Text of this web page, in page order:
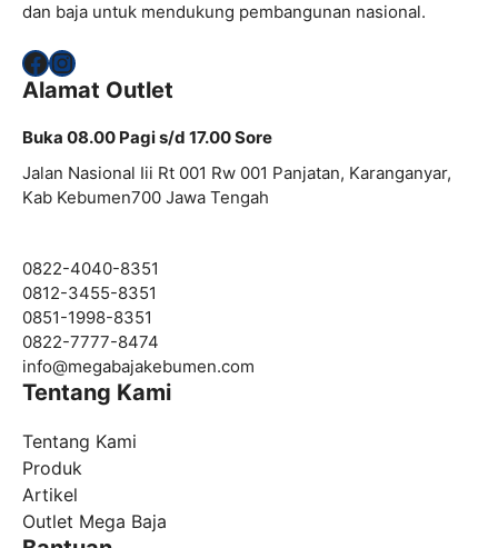
dan baja untuk mendukung pembangunan nasional.
Facebook
Instagram
Alamat Outlet
Buka 08.00 Pagi s/d 17.00 Sore
Jalan Nasional Iii Rt 001 Rw 001 Panjatan, Karanganyar,
Kab Kebumen700 Jawa Tengah
0822-4040-8351
0812-3455-8351
0851-1998-8351
0822-7777-8474
info@megabajakebumen.com
Tentang Kami
Tentang Kami
Produk
Artikel
Outlet Mega Baja